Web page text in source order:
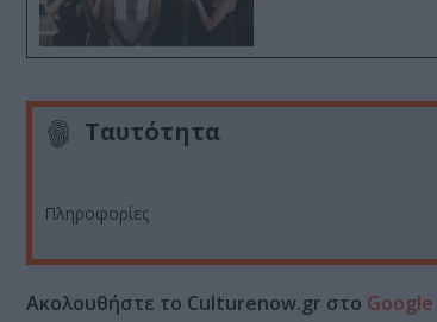
Ταυτότητα
Πληροφορίες
Ακολουθήστε το Culturenow.gr στο